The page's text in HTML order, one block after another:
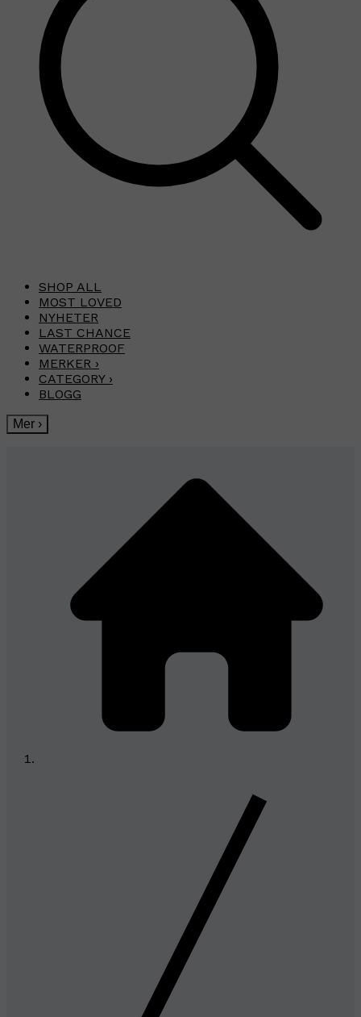
SHOP ALL
MOST LOVED
NYHETER
LAST CHANCE
WATERPROOF
MERKER ›
CATEGORY ›
BLOGG
Mer ›